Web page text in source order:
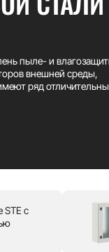
пыле- и
внешней среды,
ряд
- корпус и дверь
STE с